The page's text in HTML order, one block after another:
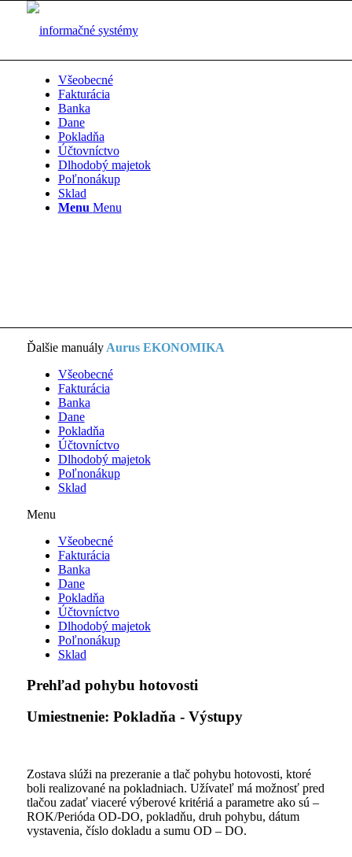
Všeobecné
Fakturácia
Banka
Dane
Pokladňa
Účtovníctvo
Dlhodobý majetok
Poľnonákup
Sklad
Menu Menu
Ďalšie manuályAurus EKONOMIKA
Všeobecné
Fakturácia
Banka
Dane
Pokladňa
Účtovníctvo
Dlhodobý majetok
Poľnonákup
Sklad
Menu
Všeobecné
Fakturácia
Banka
Dane
Pokladňa
Účtovníctvo
Dlhodobý majetok
Poľnonákup
Sklad
Prehľad pohybu hotovosti
Umiestnenie: Pokladňa - Výstupy
Zostava slúži na prezeranie a tlač pohybu hotovosti, ktoré
boli realizované na pokladniach. Užívateľ má možnosť pred
tlačou zadať viaceré výberové kritériá a parametre ako sú –
ROK/Perióda OD-DO, pokladňu, druh pohybu, dátum
vystavenia, číslo dokladu a sumu OD – DO.